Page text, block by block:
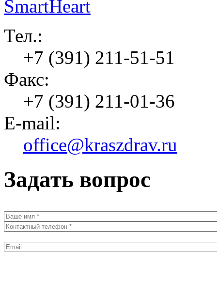
Тел.:
+7 (391) 211-51-51
Факс:
+7 (391) 211-01-36
E-mail:
office@kraszdrav.ru
Задать вопрос